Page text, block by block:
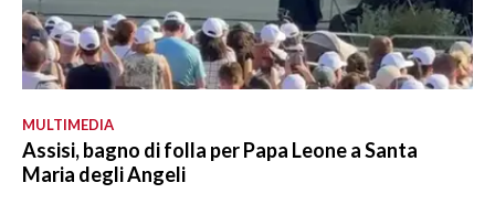
MULTIMEDIA
Assisi, bagno di folla per Papa Leone a Santa
Maria degli Angeli